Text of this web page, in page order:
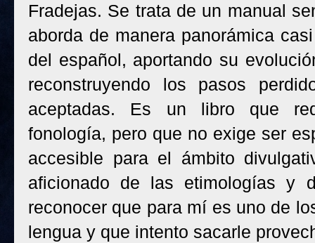
Fradejas. Se trata de un manual
aborda de manera panorámica
del español, aportando su
reconstruyendo los pasos
aceptadas. Es un libro que
fonología, pero que no exige ser
accesible para el ámbito
aficionado de las etimologías y
reconocer que para mí es uno de
lengua y que intento sacarle